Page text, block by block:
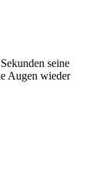
seine
Augen wieder